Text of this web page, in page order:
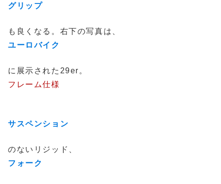
グリップ
も良くなる。右下の写真は、
ユーロバイク
に展示された29er。
フレーム仕様
サスペンション
のないリジッド、
フォーク